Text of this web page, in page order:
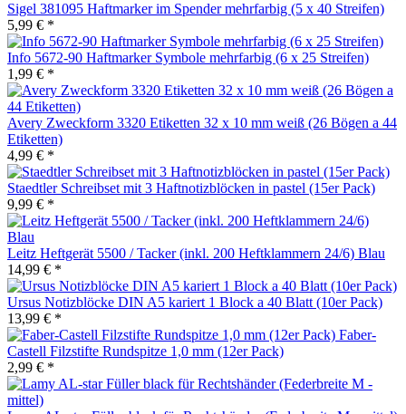
Sigel 381095 Haftmarker im Spender mehrfarbig (5 x 40 Streifen)
5,99 € *
Info 5672-90 Haftmarker Symbole mehrfarbig (6 x 25 Streifen)
1,99 € *
Avery Zweckform 3320 Etiketten 32 x 10 mm weiß (26 Bögen a 44
Etiketten)
4,99 € *
Staedtler Schreibset mit 3 Haftnotizblöcken in pastel (15er Pack)
9,99 € *
Leitz Heftgerät 5500 / Tacker (inkl. 200 Heftklammern 24/6) Blau
14,99 € *
Ursus Notizblöcke DIN A5 kariert 1 Block a 40 Blatt (10er Pack)
13,99 € *
Faber-
Castell Filzstifte Rundspitze 1,0 mm (12er Pack)
2,99 € *